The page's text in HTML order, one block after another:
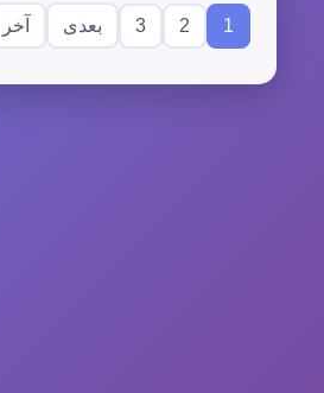
1
2
3 بعدی آخر